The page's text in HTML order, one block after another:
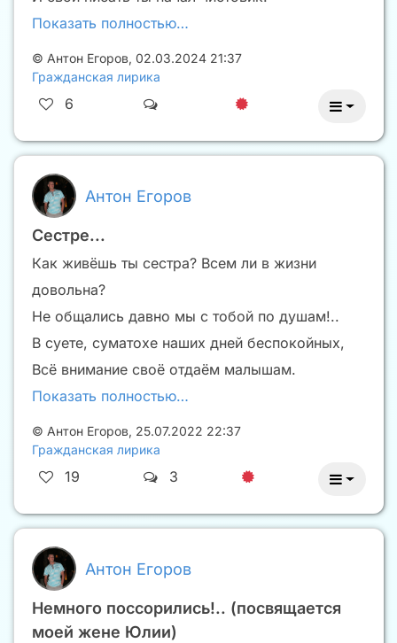
Показать полностью…
© Антон Егоров, 02.03.2024 21:37
Гражданская лирика
6
Антон Егоров
Сестре...
Как живёшь ты сестра? Всем ли в жизни
довольна?
Не общались давно мы с тобой по душам!..
В суете, суматохе наших дней беспокойных,
Всё внимание своё отдаём малышам.
Показать полностью…
© Антон Егоров, 25.07.2022 22:37
Гражданская лирика
19 3
Антон Егоров
Немного поссорились!.. (посвящается
моей жене Юлии)